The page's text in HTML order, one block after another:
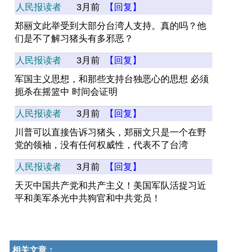
人民报读者 3月前
【回复】
郑丽文此举受到大部分台湾人支持。真的吗？他
们是不了解习猪头有多邪恶？
人民报读者 3月前
【回复】
军国主义思想，和那些支持台独恶心的思想 必须
扼杀在摇篮中 时间会证明
人民报读者 3月前
【回复】
川普可以直接告诉习猪头，郑丽文只是一个在野
党的领袖，没有任何权威性，代表不了台湾
人民报读者 3月前
【回复】
天灭中国共产党和共产主义！美国军队活捉习近
平和美军杀光中共狗官和中共党员！